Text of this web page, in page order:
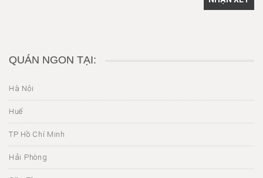
QUÁN NGON TẠI:
Hà Nội
Huế
TP Hồ Chí Minh
Hải Phòng